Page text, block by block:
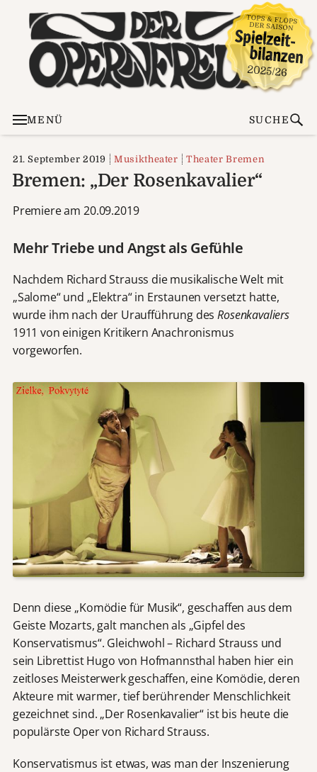
MENÜ SUCHE
21. September 2019 Musiktheater Theater Bremen
Bremen: „Der Rosenkavalier“
Premiere am 20.09.2019
Mehr Triebe und Angst als Gefühle
Nachdem Richard Strauss die musikalische Welt mit
„Salome“ und „Elektra“ in Erstaunen versetzt hatte,
wurde ihm nach der Uraufführung desRosenkavaliers
1911 von einigen Kritikern Anachronismus
vorgeworfen.
Denn diese „Komödie für Musik“, geschaffen aus dem
Geiste Mozarts, galt manchen als „Gipfel des
Konservatismus“. Gleichwohl – Richard Strauss und
sein Librettist Hugo von Hofmannsthal haben hier ein
zeitloses Meisterwerk geschaffen, eine Komödie, deren
Akteure mit warmer, tief berührender Menschlichkeit
gezeichnet sind. „Der Rosenkavalier“ ist bis heute die
populärste Oper von Richard Strauss.
Konservatismus ist etwas, was man der Inszenierung